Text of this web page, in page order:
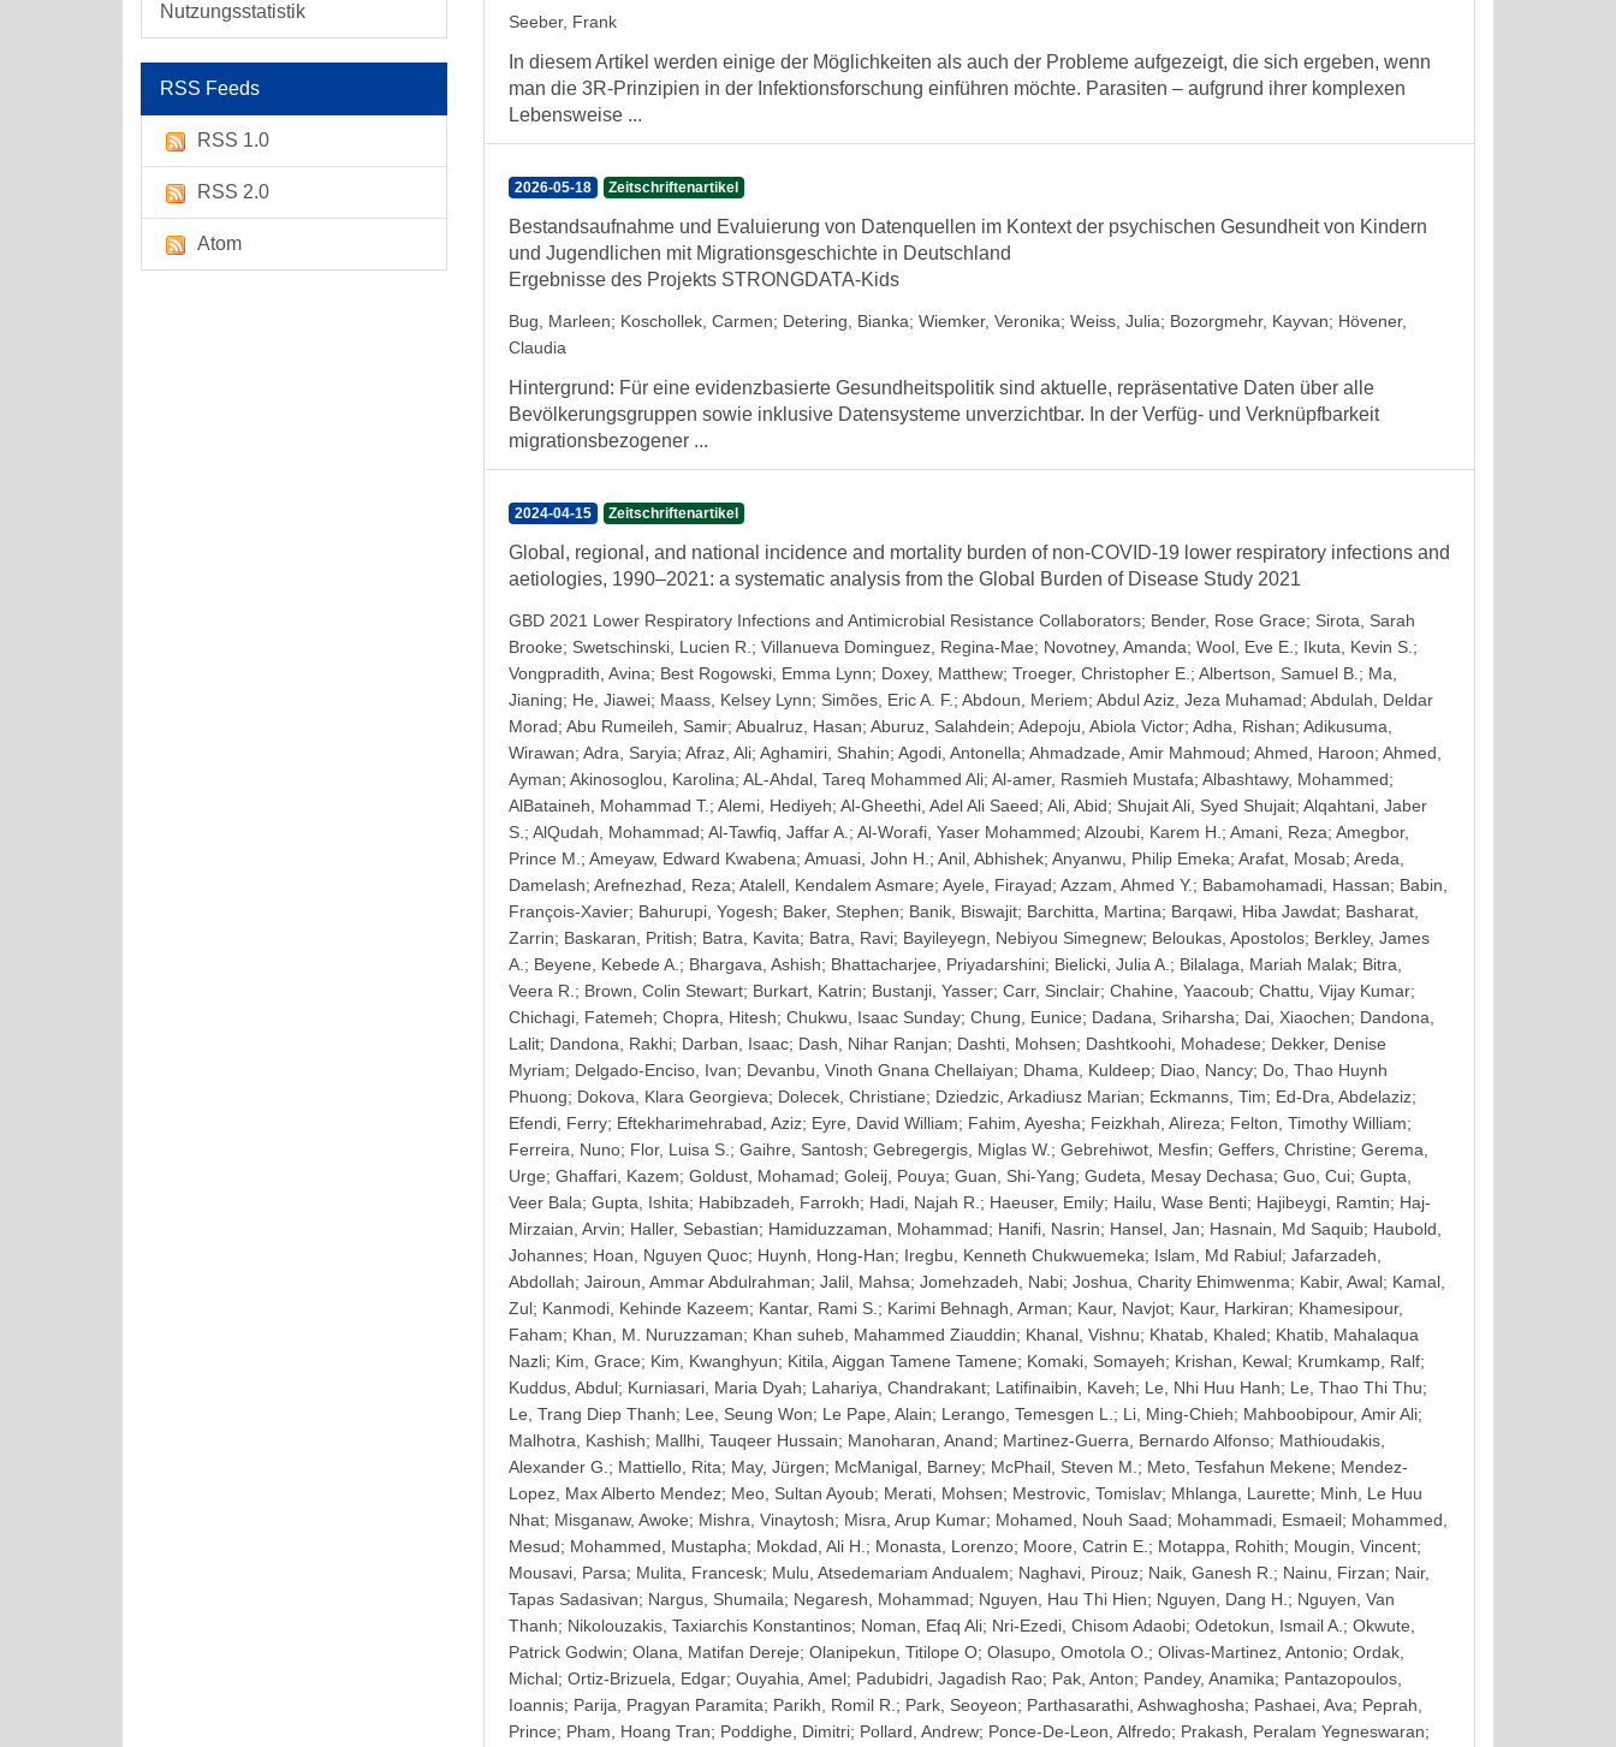
Nutzungsstatistik
RSS Feeds
RSS 1.0
RSS 2.0
Atom
Seeber, Frank
In diesem Artikel werden einige der Möglichkeiten als auch der Probleme aufgezeigt, die sich ergeben, wenn
man die 3R-Prinzipien in der Infektionsforschung einführen möchte. Parasiten – aufgrund ihrer komplexen
Lebensweise ...
2026-05-18 Zeitschriftenartikel
Bestandsaufnahme und Evaluierung von Datenquellen im Kontext der psychischen Gesundheit von Kindern
und Jugendlichen mit Migrationsgeschichte in Deutschland
Ergebnisse des Projekts STRONGDATA-Kids
Bug, Marleen; Koschollek, Carmen; Detering, Bianka; Wiemker, Veronika; Weiss, Julia; Bozorgmehr, Kayvan; Hövener,
Claudia
Hintergrund: Für eine evidenzbasierte Gesundheitspolitik sind aktuelle, repräsentative Daten über alle
Bevölkerungsgruppen sowie inklusive Datensysteme unverzichtbar. In der Verfüg- und Verknüpfbarkeit
migrationsbezogener ...
2024-04-15 Zeitschriftenartikel
Global, regional, and national incidence and mortality burden of non-COVID-19 lower respiratory infections and
aetiologies, 1990–2021: a systematic analysis from the Global Burden of Disease Study 2021
GBD 2021 Lower Respiratory Infections and Antimicrobial Resistance Collaborators; Bender, Rose Grace; Sirota, Sarah
Brooke; Swetschinski, Lucien R. ; Villanueva Dominguez, Regina-Mae; Novotney, Amanda; Wool, Eve E. ; Ikuta, Kevin S. ;
Vongpradith, Avina; Best Rogowski, Emma Lynn; Doxey, Matthew; Troeger, Christopher E. ; Albertson, Samuel B. ; Ma,
Jianing; He, Jiawei; Maass, Kelsey Lynn; Simões, Eric A. F. ; Abdoun, Meriem; Abdul Aziz, Jeza Muhamad; Abdulah, Deldar
Morad; Abu Rumeileh, Samir; Abualruz, Hasan; Aburuz, Salahdein; Adepoju, Abiola Victor; Adha, Rishan; Adikusuma,
Wirawan; Adra, Saryia; Afraz, Ali; Aghamiri, Shahin; Agodi, Antonella; Ahmadzade, Amir Mahmoud; Ahmed, Haroon; Ahmed,
Ayman; Akinosoglou, Karolina; AL-Ahdal, Tareq Mohammed Ali; Al-amer, Rasmieh Mustafa; Albashtawy, Mohammed;
AlBataineh, Mohammad T.; Alemi, Hediyeh; Al-Gheethi, Adel Ali Saeed; Ali, Abid; Shujait Ali, Syed Shujait; Alqahtani, Jaber
S. ; AlQudah, Mohammad; Al-Tawfiq, Jaffar A. ; Al-Worafi, Yaser Mohammed; Alzoubi, Karem H. ; Amani, Reza; Amegbor,
Prince M. ; Ameyaw, Edward Kwabena; Amuasi, John H. ; Anil, Abhishek; Anyanwu, Philip Emeka; Arafat, Mosab; Areda,
Damelash; Arefnezhad, Reza; Atalell, Kendalem Asmare; Ayele, Firayad; Azzam, Ahmed Y.; Babamohamadi, Hassan; Babin,
François-Xavier; Bahurupi, Yogesh; Baker, Stephen; Banik, Biswajit; Barchitta, Martina; Barqawi, Hiba Jawdat; Basharat,
Zarrin; Baskaran, Pritish; Batra, Kavita; Batra, Ravi; Bayileyegn, Nebiyou Simegnew; Beloukas, Apostolos; Berkley, James
A. ; Beyene, Kebede A. ; Bhargava, Ashish; Bhattacharjee, Priyadarshini; Bielicki, Julia A. ; Bilalaga, Mariah Malak; Bitra,
Veera R. ; Brown, Colin Stewart; Burkart, Katrin; Bustanji, Yasser; Carr, Sinclair; Chahine, Yaacoub; Chattu, Vijay Kumar;
Chichagi, Fatemeh; Chopra, Hitesh; Chukwu, Isaac Sunday; Chung, Eunice; Dadana, Sriharsha; Dai, Xiaochen; Dandona,
Lalit; Dandona, Rakhi; Darban, Isaac; Dash, Nihar Ranjan; Dashti, Mohsen; Dashtkoohi, Mohadese; Dekker, Denise
Myriam; Delgado-Enciso, Ivan; Devanbu, Vinoth Gnana Chellaiyan; Dhama, Kuldeep; Diao, Nancy; Do, Thao Huynh
Phuong; Dokova, Klara Georgieva; Dolecek, Christiane; Dziedzic, Arkadiusz Marian; Eckmanns, Tim; Ed-Dra, Abdelaziz;
Efendi, Ferry; Eftekharimehrabad, Aziz; Eyre, David William; Fahim, Ayesha; Feizkhah, Alireza; Felton, Timothy William;
Ferreira, Nuno; Flor, Luisa S. ; Gaihre, Santosh; Gebregergis, Miglas W. ; Gebrehiwot, Mesfin; Geffers, Christine; Gerema,
Urge; Ghaffari, Kazem; Goldust, Mohamad; Goleij, Pouya; Guan, Shi-Yang; Gudeta, Mesay Dechasa; Guo, Cui; Gupta,
Veer Bala; Gupta, Ishita; Habibzadeh, Farrokh; Hadi, Najah R. ; Haeuser, Emily; Hailu, Wase Benti; Hajibeygi, Ramtin; Haj-
Mirzaian, Arvin; Haller, Sebastian; Hamiduzzaman, Mohammad; Hanifi, Nasrin; Hansel, Jan; Hasnain, Md Saquib; Haubold,
Johannes; Hoan, Nguyen Quoc; Huynh, Hong-Han; Iregbu, Kenneth Chukwuemeka; Islam, Md Rabiul; Jafarzadeh,
Abdollah; Jairoun, Ammar Abdulrahman; Jalil, Mahsa; Jomehzadeh, Nabi; Joshua, Charity Ehimwenma; Kabir, Awal; Kamal,
Zul; Kanmodi, Kehinde Kazeem; Kantar, Rami S. ; Karimi Behnagh, Arman; Kaur, Navjot; Kaur, Harkiran; Khamesipour,
Faham; Khan, M. Nuruzzaman; Khan suheb, Mahammed Ziauddin; Khanal, Vishnu; Khatab, Khaled; Khatib, Mahalaqua
Nazli; Kim, Grace; Kim, Kwanghyun; Kitila, Aiggan Tamene Tamene; Komaki, Somayeh; Krishan, Kewal; Krumkamp, Ralf;
Kuddus, Abdul; Kurniasari, Maria Dyah; Lahariya, Chandrakant; Latifinaibin, Kaveh; Le, Nhi Huu Hanh; Le, Thao Thi Thu;
Le, Trang Diep Thanh; Lee, Seung Won; Le Pape, Alain; Lerango, Temesgen L. ; Li, Ming-Chieh; Mahboobipour, Amir Ali;
Malhotra, Kashish; Mallhi, Tauqeer Hussain; Manoharan, Anand; Martinez-Guerra, Bernardo Alfonso; Mathioudakis,
Alexander G. ; Mattiello, Rita; May, Jürgen; McManigal, Barney; McPhail, Steven M. ; Meto, Tesfahun Mekene; Mendez-
Lopez, Max Alberto Mendez; Meo, Sultan Ayoub; Merati, Mohsen; Mestrovic, Tomislav; Mhlanga, Laurette; Minh, Le Huu
Nhat; Misganaw, Awoke; Mishra, Vinaytosh; Misra, Arup Kumar; Mohamed, Nouh Saad; Mohammadi, Esmaeil; Mohammed,
Mesud; Mohammed, Mustapha; Mokdad, Ali H. ; Monasta, Lorenzo; Moore, Catrin E. ; Motappa, Rohith; Mougin, Vincent;
Mousavi, Parsa; Mulita, Francesk; Mulu, Atsedemariam Andualem; Naghavi, Pirouz; Naik, Ganesh R. ; Nainu, Firzan; Nair,
Tapas Sadasivan; Nargus, Shumaila; Negaresh, Mohammad; Nguyen, Hau Thi Hien; Nguyen, Dang H. ; Nguyen, Van
Thanh; Nikolouzakis, Taxiarchis Konstantinos; Noman, Efaq Ali; Nri-Ezedi, Chisom Adaobi; Odetokun, Ismail A. ; Okwute,
Patrick Godwin; Olana, Matifan Dereje; Olanipekun, Titilope O; Olasupo, Omotola O. ; Olivas-Martinez, Antonio; Ordak,
Michal; Ortiz-Brizuela, Edgar; Ouyahia, Amel; Padubidri, Jagadish Rao; Pak, Anton; Pandey, Anamika; Pantazopoulos,
Ioannis; Parija, Pragyan Paramita; Parikh, Romil R. ; Park, Seoyeon; Parthasarathi, Ashwaghosha; Pashaei, Ava; Peprah,
Prince; Pham, Hoang Tran; Poddighe, Dimitri; Pollard, Andrew; Ponce-De-Leon, Alfredo; Prakash, Peralam Yegneswaran;